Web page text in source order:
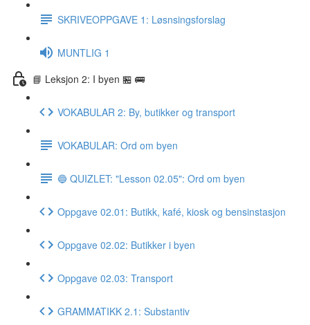
SKRIVEOPPGAVE 1: Løsnsingsforslag
MUNTLIG 1
📘 Leksjon 2: I byen 🏪 🚌
VOKABULAR 2: By, butikker og transport
VOKABULAR: Ord om byen
🔵 QUIZLET: "Lesson 02.05": Ord om byen
Oppgave 02.01: Butikk, kafé, kiosk og bensinstasjon
Oppgave 02.02: Butikker i byen
Oppgave 02.03: Transport
GRAMMATIKK 2.1: Substantiv